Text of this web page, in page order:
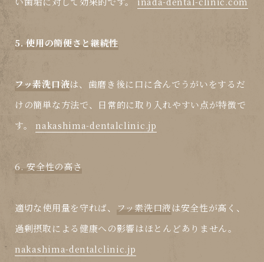
5. 使用の簡便さと継続性
フッ素洗口液は、歯磨き後に口に含んでうがいをするだ
けの簡単な方法で、日常的に取り入れやすい点が特徴で
す。 nakashima-dentalclinic.jp
6. 安全性の高さ
適切な使用量を守れば、 フッ素洗口液は安全性が高く、
過剰摂取による健康への影響はほとんどありません。
nakashima-dentalclinic.jp